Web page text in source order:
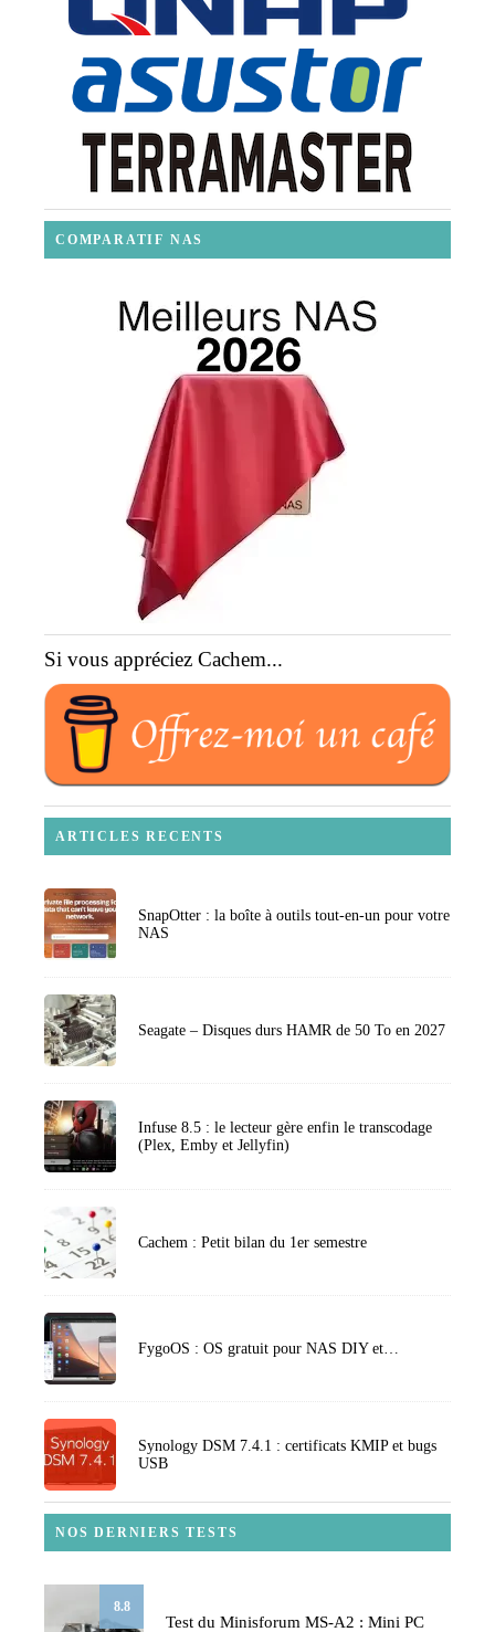
COMPARATIF NAS
Si vous appréciez Cachem...
ARTICLES RECENTS
SnapOtter : la boîte à outils tout-en-un pour votre
NAS
Seagate – Disques durs HAMR de 50 To en 2027
Infuse 8.5 : le lecteur gère enfin le transcodage
(Plex, Emby et Jellyfin)
Cachem : Petit bilan du 1er semestre
FygoOS : OS gratuit pour NAS DIY et…
Synology DSM 7.4.1 : certificats KMIP et bugs
USB
NOS DERNIERS TESTS
8.8
Test du Minisforum MS-A2 : Mini PC